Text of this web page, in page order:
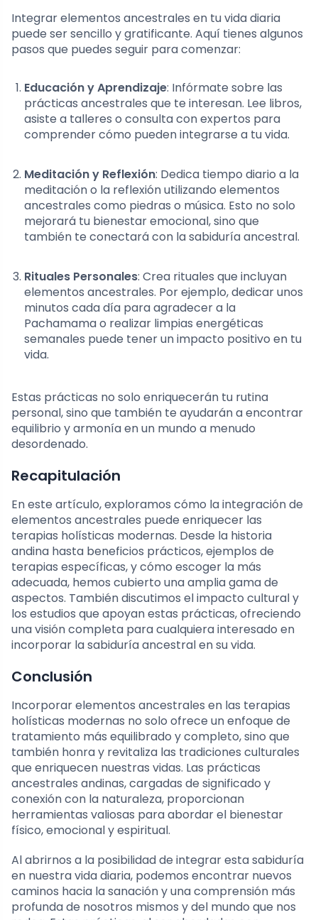
Integrar elementos ancestrales en tu vida diaria
puede ser sencillo y gratificante. Aquí tienes algunos
pasos que puedes seguir para comenzar:
Educación y Aprendizaje: Infórmate sobre las
prácticas ancestrales que te interesan. Lee libros,
asiste a talleres o consulta con expertos para
comprender cómo pueden integrarse a tu vida.
Meditación y Reflexión: Dedica tiempo diario a la
meditación o la reflexión utilizando elementos
ancestrales como piedras o música. Esto no solo
mejorará tu bienestar emocional, sino que
también te conectará con la sabiduría ancestral.
Rituales Personales: Crea rituales que incluyan
elementos ancestrales. Por ejemplo, dedicar unos
minutos cada día para agradecer a la
Pachamama o realizar limpias energéticas
semanales puede tener un impacto positivo en tu
vida.
Estas prácticas no solo enriquecerán tu rutina
personal, sino que también te ayudarán a encontrar
equilibrio y armonía en un mundo a menudo
desordenado.
Recapitulación
En este artículo, exploramos cómo la integración de
elementos ancestrales puede enriquecer las
terapias holísticas modernas. Desde la historia
andina hasta beneficios prácticos, ejemplos de
terapias específicas, y cómo escoger la más
adecuada, hemos cubierto una amplia gama de
aspectos. También discutimos el impacto cultural y
los estudios que apoyan estas prácticas, ofreciendo
una visión completa para cualquiera interesado en
incorporar la sabiduría ancestral en su vida.
Conclusión
Incorporar elementos ancestrales en las terapias
holísticas modernas no solo ofrece un enfoque de
tratamiento más equilibrado y completo, sino que
también honra y revitaliza las tradiciones culturales
que enriquecen nuestras vidas. Las prácticas
ancestrales andinas, cargadas de significado y
conexión con la naturaleza, proporcionan
herramientas valiosas para abordar el bienestar
físico, emocional y espiritual.
Al abrirnos a la posibilidad de integrar esta sabiduría
en nuestra vida diaria, podemos encontrar nuevos
caminos hacia la sanación y una comprensión más
profunda de nosotros mismos y del mundo que nos